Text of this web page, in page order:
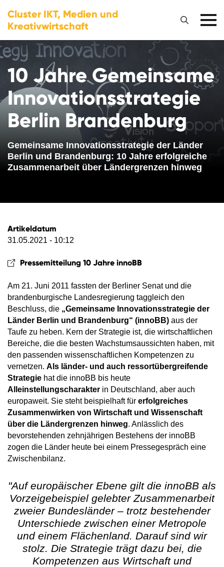
Cluster IKT, Medien und
Kreativwirtschaft
10 Jahre Gemeinsame
Innovationsstrategie
Berlin Brandenburg
Gemeinsame Innovationsstrategie der Länder
Berlin und Brandenburg: 10 Jahre erfolgreiche
Zusammenarbeit über Ländergrenzen hinweg
Am 21. Juni 2011 fassten der Berliner Senat und die
brandenburgische Landesregierung taggleich den
Beschluss, die „Gemeinsame Innovationsstrategie der
Länder Berlin und Brandenburg“ (innoBB) aus der
Taufe zu heben. Kern der Strategie ist, die wirtschaftlichen
Bereiche, die die besten Wachstumsaussichten haben, mit
den passenden wissenschaftlichen Kompetenzen zu
vernetzen. Als länder- und auch ressortübergreifende
Strategie hat die innoBB bis heute
Alleinstellungscharakter in Deutschland, aber auch
europaweit. Sie steht beispielhaft für erfolgreiches
Zusammenwirken von Wirtschaft und Wissenschaft
über die Ländergrenzen hinweg. Anlässlich des
bevorstehenden zehnjährigen Bestehens der innoBB
zogen die Länder heute bei einem Pressegespräch eine
Zwischenbilanz.
"Auf europäischer Ebene gilt die innoBB als
Vorzeigebeispiel gelebter Zusammenarbeit
zweier Bundesländer – trotz bestehender
Unterschiede zwischen einer Metropole
und einem Flächenland. Darauf sind wir
stolz. Die Strategie trägt dazu bei, die
Kompetenzen aus Wirtschaft und
Artikeldatum
31.05.2021 - 10:12
Pressemitteilung 10 Jahre innoBB